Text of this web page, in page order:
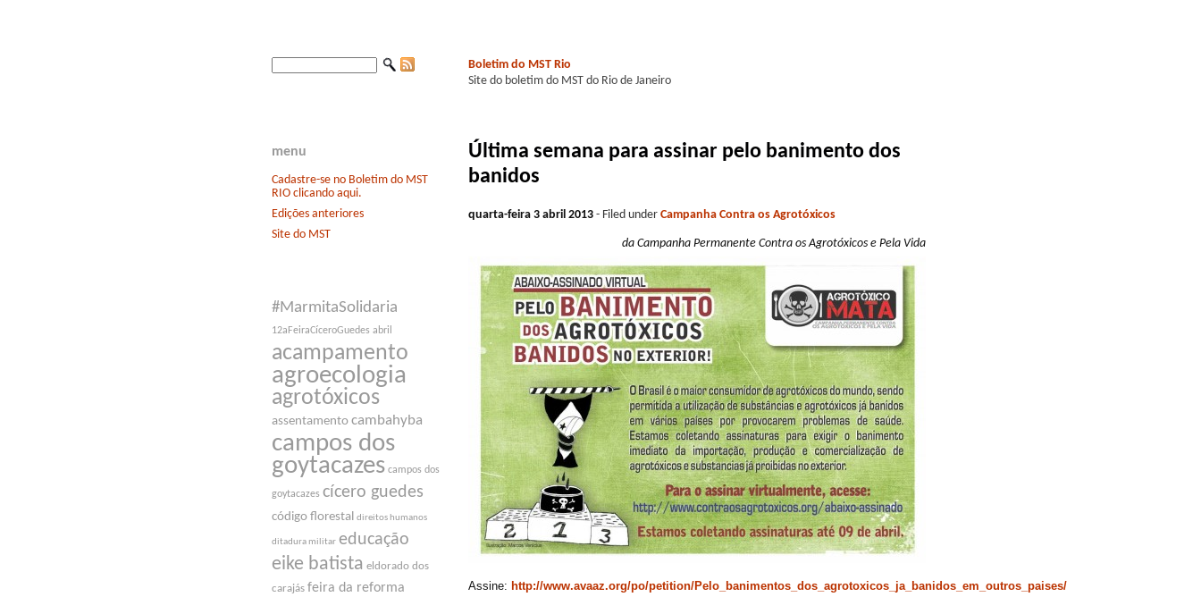
menu
Cadastre-se no Boletim do MST
RIO clicando aqui.
Edições anteriores
Site do MST
#MarmitaSolidaria
12aFeiraCíceroGuedes abril
acampamento
agroecologia
agrotóxicos
assentamento cambahyba
campos dos
goytacazes campos dos
goytacazes cícero guedes
código florestal direitos humanos
ditadura militar educação
eike batista eldorado dos
carajás feira da reforma
Boletim do MST Rio
Site do boletim do MST do Rio de Janeiro
Última semana para assinar pelo banimento dos
banidos
quarta-feira 3 abril 2013 - Filed under Campanha Contra os Agrotóxicos
da Campanha Permanente Contra os Agrotóxicos e Pela Vida
Assine: http://www.avaaz.org/po/petition/Pelo_banimentos_dos_agrotoxicos_ja_banidos_em_outros_paises/